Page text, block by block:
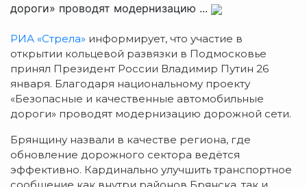
дороги» проводят модернизацию ...
РИА «Стрела» информирует, что участие в
открытии кольцевой развязки в Подмосковье
принял Президент России Владимир Путин 26
января. Благодаря национальному проекту
«Безопасные и качественные автомобильные
дороги» проводят модернизацию дорожной сети.
Брянщину назвали в качестве региона, где
обновление дорожного сектора ведётся
эффективно. Кардинально улучшить транспортное